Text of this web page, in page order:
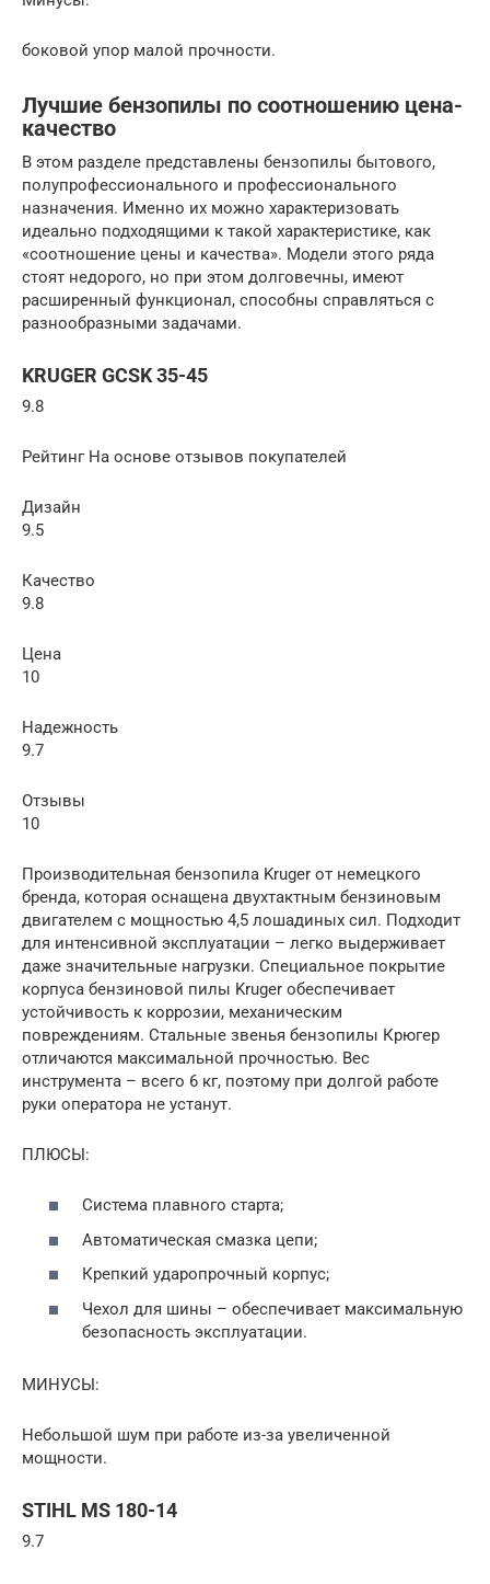
боковой упор малой прочности.
Лучшие бензопилы по соотношению цена-
качество
В этом разделе представлены бензопилы бытового,
полупрофессионального и профессионального
назначения. Именно их можно характеризовать
идеально подходящими к такой характеристике, как
«соотношение цены и качества». Модели этого ряда
стоят недорого, но при этом долговечны, имеют
расширенный функционал, способны справляться с
разнообразными задачами.
KRUGER GCSK 35-45
9.8
Рейтинг На основе отзывов покупателей
Дизайн
9.5
Качество
9.8
Цена
10
Надежность
9.7
Отзывы
10
Производительная бензопила Kruger от немецкого
бренда, которая оснащена двухтактным бензиновым
двигателем с мощностью 4,5 лошадиных сил. Подходит
для интенсивной эксплуатации – легко выдерживает
даже значительные нагрузки. Специальное покрытие
корпуса бензиновой пилы Kruger обеспечивает
устойчивость к коррозии, механическим
повреждениям. Стальные звенья бензопилы Крюгер
отличаются максимальной прочностью. Вес
инструмента – всего 6 кг, поэтому при долгой работе
руки оператора не устанут.
ПЛЮСЫ:
Система плавного старта;
Автоматическая смазка цепи;
Крепкий ударопрочный корпус;
Чехол для шины – обеспечивает максимальную
безопасность эксплуатации.
МИНУСЫ:
Небольшой шум при работе из-за увеличенной
мощности.
STIHL MS 180-14
9.7